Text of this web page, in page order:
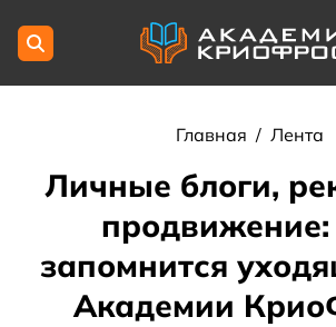
Главная / Лента
Личные блоги,
продвижение:
запомнится
Академии